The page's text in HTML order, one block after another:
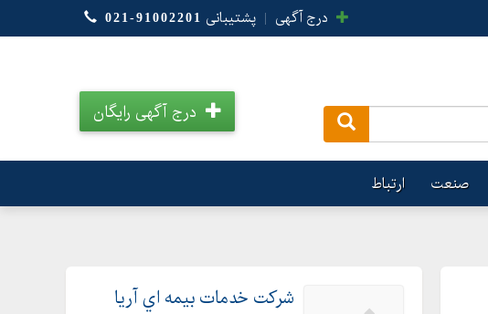
درج آگهی | پشتیبانی 021-91002201
درج آگهی رایگان
صنعت ارتباط
شركت خدمات بيمه اي آريا